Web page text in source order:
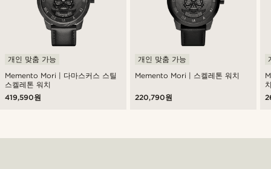
Memento Mori | 다마스커스 스틸
스켈레톤 워치
개인 맞춤 가능
419,590원
Memento Mori | 스켈레톤 워치
개인 맞춤 가능
220,790원